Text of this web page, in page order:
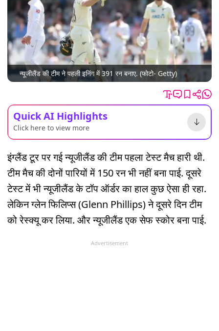
न्यूजीलैंड की टीम ने पहली इनिंग में 391 रन बनाए. (फोटो- Getty)
Quick AI Highlights
Click here to view more
इंग्लैंड टूर पर गई न्यूजीलैंड की टीम पहला टेस्ट मैच हारी थी.
टीम मैच की दोनों पारियों में 150 रन भी नहीं बना पाई. दूसरे
टेस्ट में भी न्यूजीलैंड के टॉप ऑर्डर का हाल कुछ ऐसा ही रहा.
लेकिन ग्लेन फिलिप्स (Glenn Phillips) ने दूसरे दिन टीम
को रेस्क्यू कर लिया. और न्यूजीलैंड एक सेफ स्कोर बना पाई.
Advertisement